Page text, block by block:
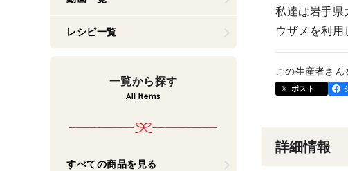
私達は岩手県
ウザメを利用
この生産者さん
ポスト
詳細情報
レシピ一覧
一覧から探す
すべての商品を見る